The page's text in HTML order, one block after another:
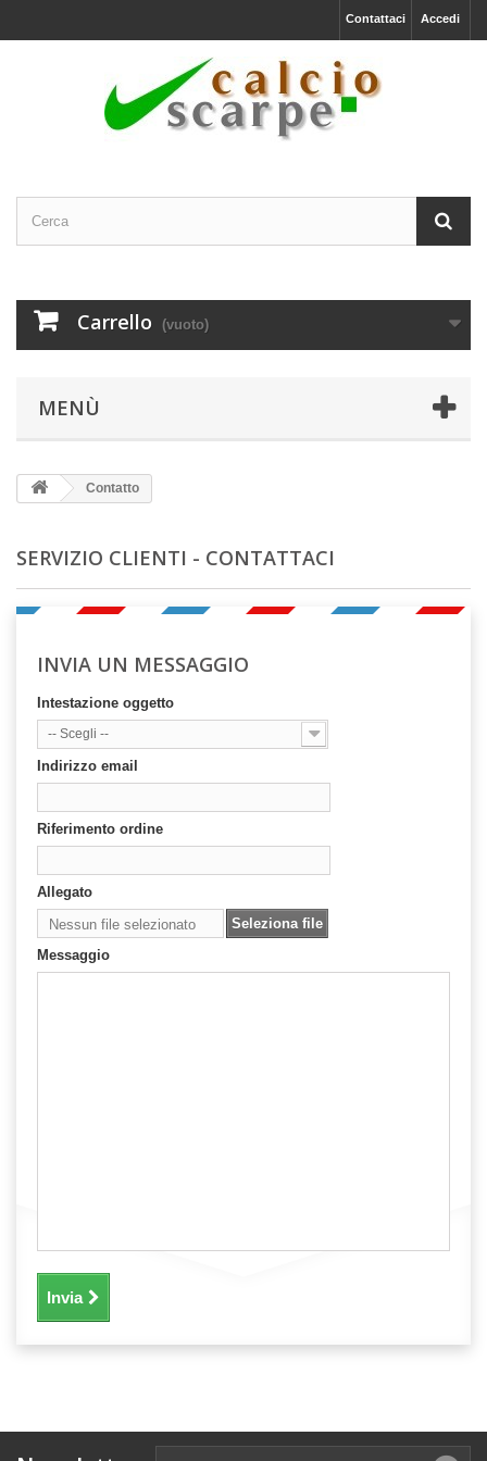
Accedi
Contattaci
Carrello (vuoto)
MENÙ
Contatto
SERVIZIO CLIENTI - CONTATTACI
INVIA UN MESSAGGIO
Intestazione oggetto
-- Scegli --
Indirizzo email
Riferimento ordine
Allegato
Nessun file selezionato
Seleziona file
Messaggio
Invia